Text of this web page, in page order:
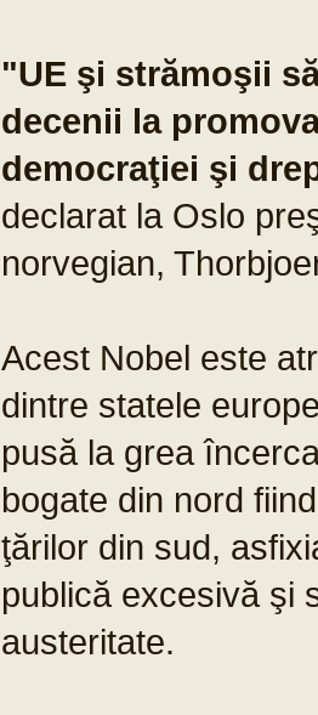
"UE şi strămoşii
decenii la
democraţiei şi
declarat la Oslo
norvegian,
Acest Nobel este
dintre statele
pusă la grea
bogate din nord
ţărilor din sud,
publică excesivă şi
austeritate.